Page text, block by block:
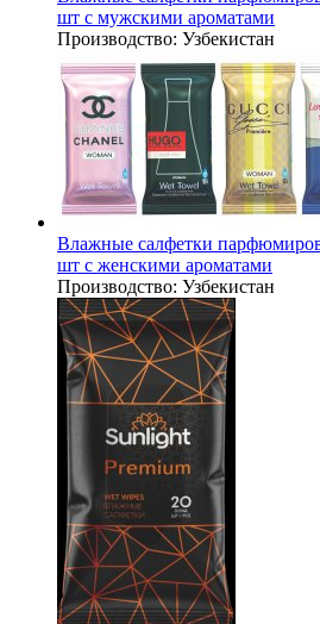
шт с мужскими ароматами
Производство: Узбекистан
Влажные салфетки
шт с женскими ароматами
Производство: Узбекистан